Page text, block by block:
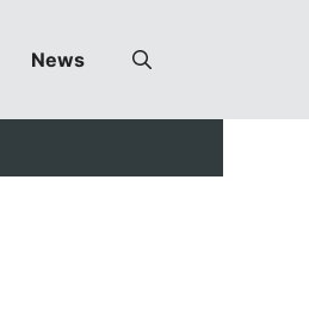
News